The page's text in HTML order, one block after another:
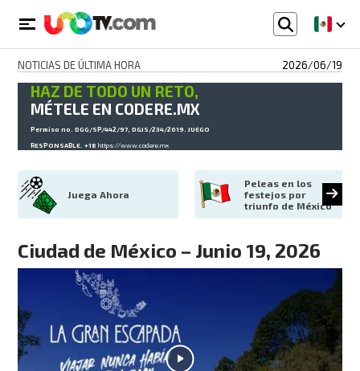
NOTICIAS DE ÚLTIMA HORA 2026/06/19
HAZ DE TODO UN RETO,
MÉTELE EN CODERE.MX
Permiso no. DGG/SP/442/97, DGJS/234/2019. JUEGO
RESPONSABLE. +18https://www.codere.mx
Juega Ahora
Peleas en los
festejos por
triunfo de México
Ciudad de México – Junio 19, 2026